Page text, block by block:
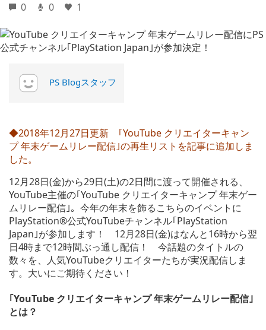
0 0 1
PS Blogスタッフ
◆2018年12月27日更新 ｢YouTube クリエイターキャン
プ 年末ゲームリレー配信｣の再生リストを記事に追加しま
した。
12月28日(金)から29日(土)の2日間に渡って開催される、
YouTube主催の｢YouTube クリエイターキャンプ 年末ゲー
ムリレー配信｣。今年の年末を飾るこちらのイベントに
PlayStation®公式YouTubeチャンネル｢PlayStation
Japan｣が参加します！ 12月28日(金)はなんと16時から翌
日4時まで12時間ぶっ通し配信！ 今話題のタイトルの
数々を、人気YouTubeクリエイターたちが実況配信しま
す。大いにご期待ください！
｢YouTube クリエイターキャンプ 年末ゲームリレー配信｣
とは？